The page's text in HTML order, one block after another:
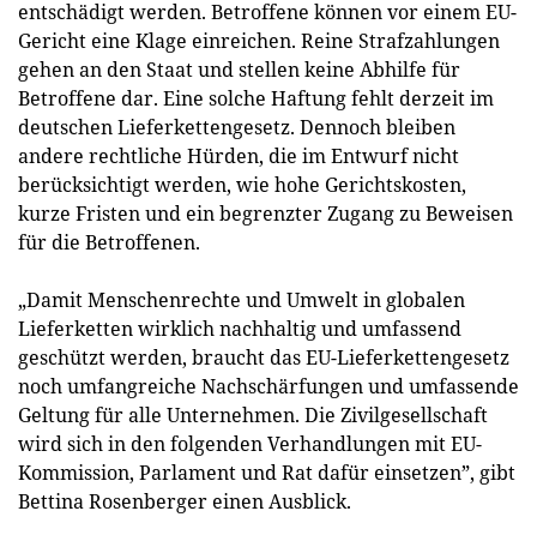
entschädigt werden. Betroffene können vor einem EU-
Gericht eine Klage einreichen. Reine Strafzahlungen
gehen an den Staat und stellen keine Abhilfe für
Betroffene dar. Eine solche Haftung fehlt derzeit im
deutschen Lieferkettengesetz. Dennoch bleiben
andere rechtliche Hürden, die im Entwurf nicht
berücksichtigt werden, wie hohe Gerichtskosten,
kurze Fristen und ein begrenzter Zugang zu Beweisen
für die Betroffenen.
„Damit Menschenrechte und Umwelt in globalen
Lieferketten wirklich nachhaltig und umfassend
geschützt werden, braucht das EU-Lieferkettengesetz
noch umfangreiche Nachschärfungen und umfassende
Geltung für alle Unternehmen. Die Zivilgesellschaft
wird sich in den folgenden Verhandlungen mit EU-
Kommission, Parlament und Rat dafür einsetzen”, gibt
Bettina Rosenberger einen Ausblick.